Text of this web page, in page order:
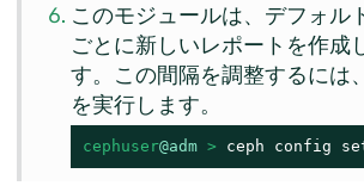
このモジュールは、デフォル
ごとに新しいレポートを作成
す。この間隔を調整するには
を実行します。
cephuser@adm > ceph config